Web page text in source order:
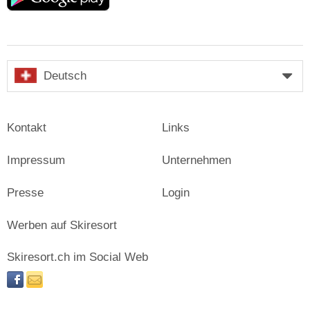
Deutsch
Kontakt
Impressum
Presse
Links
Unternehmen
Login
Werben auf Skiresort
Skiresort.ch im Social Web
facebooknewsletter